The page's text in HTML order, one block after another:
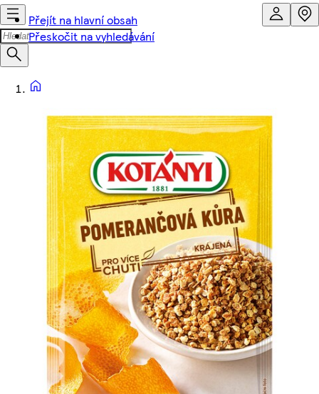
Přejít na hlavní obsah
Přeskočit na vyhledávání